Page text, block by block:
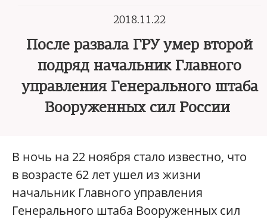
2018.11.22
После развала ГРУ умер второй
подряд начальник Главного
управления Генерального штаба
Вооруженных сил России
В ночь на 22 ноября стало известно, что
в возрасте 62 лет ушел из жизни
начальник Главного управления
Генерального штаба Вооруженных сил